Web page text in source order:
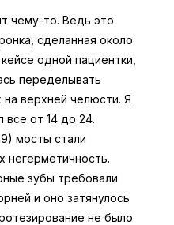
чему-то. Ведь это
сделанная около
одной пациентки,
переделывать
верхней челюсти. Я
все от 14 до 24.
мосты стали
негерметичность.
зубы требовали
и оно затянулось
не было